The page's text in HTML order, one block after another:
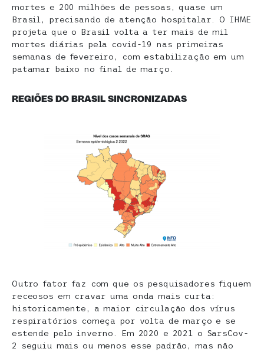
mortes e 200 milhões de pessoas, quase um
Brasil, precisando de atenção hospitalar. O IHME
projeta que o Brasil volta a ter mais de mil
mortes diárias pela covid-19 nas primeiras
semanas de fevereiro, com estabilização em um
patamar baixo no final de março.
REGIÕES DO BRASIL SINCRONIZADAS
Outro fator faz com que os pesquisadores fiquem
receosos em cravar uma onda mais curta:
historicamente, a maior circulação dos vírus
respiratórios começa por volta de março e se
estende pelo inverno. Em 2020 e 2021 o SarsCov-
2 seguiu mais ou menos esse padrão, mas não